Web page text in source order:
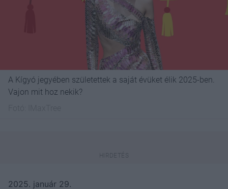
A Kígyó jegyében születettek a saját évüket élik 2025-ben.
Vajon mit hoz nekik?
2025. január 29.